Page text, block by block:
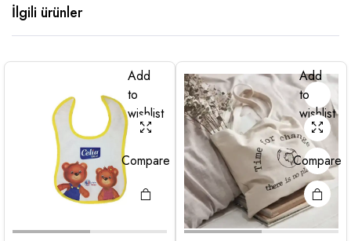
İlgili ürünler
Add
to
wishlist
Compare
Add
to
wishlist
Compare